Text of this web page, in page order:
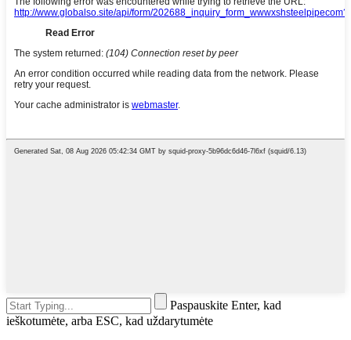
Paspauskite Enter, kad
ieškotumėte, arba ESC, kad uždarytumėte